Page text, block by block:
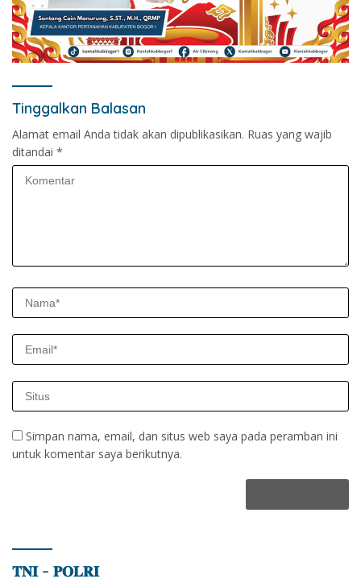
Tinggalkan Balasan
Alamat email Anda tidak akan dipublikasikan. Ruas yang wajib
ditandai *
Simpan nama, email, dan situs web saya pada peramban ini
untuk komentar saya berikutnya.
𝐓𝐍𝐈 – 𝐏𝐎𝐋𝐑𝐈